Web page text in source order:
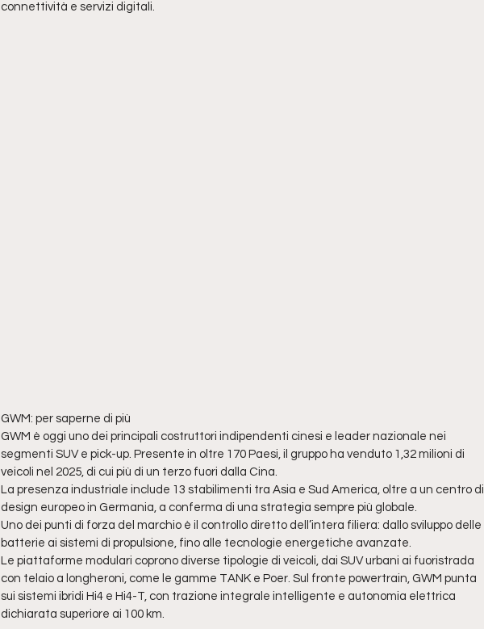
connettività e servizi digitali.
GWM: per saperne di più
GWM è oggi uno dei principali costruttori indipendenti cinesi e leader nazionale nei
segmenti SUV e pick-up. Presente in oltre 170 Paesi, il gruppo ha venduto 1,32 milioni di
veicoli nel 2025, di cui più di un terzo fuori dalla Cina.
La presenza industriale include 13 stabilimenti tra Asia e Sud America, oltre a un centro di
design europeo in Germania, a conferma di una strategia sempre più globale.
Uno dei punti di forza del marchio è il controllo diretto dell’intera filiera: dallo sviluppo delle
batterie ai sistemi di propulsione, fino alle tecnologie energetiche avanzate.
Le piattaforme modulari coprono diverse tipologie di veicoli, dai SUV urbani ai fuoristrada
con telaio a longheroni, come le gamme TANK e Poer. Sul fronte powertrain, GWM punta
sui sistemi ibridi Hi4 e Hi4-T, con trazione integrale intelligente e autonomia elettrica
dichiarata superiore ai 100 km.